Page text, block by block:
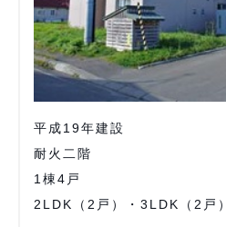
平成19年建設
耐火二階
1棟4戸
2LDK（2戸）・3LDK（2戸）